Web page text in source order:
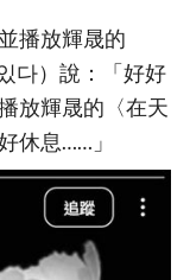
播放輝晟的
다）說：「好好
放輝晟的〈在天
休息……」